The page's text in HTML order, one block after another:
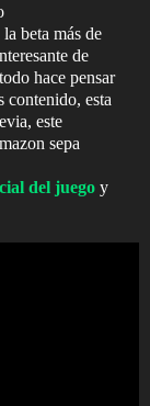
beta más de
de
hace pensar
contenido, esta
este
sepa
del juego y